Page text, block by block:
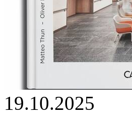
19.10.2025